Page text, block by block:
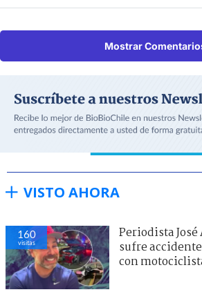
Mostrar
VISTO AHORA
160
visitas
Periodista
sufre
con